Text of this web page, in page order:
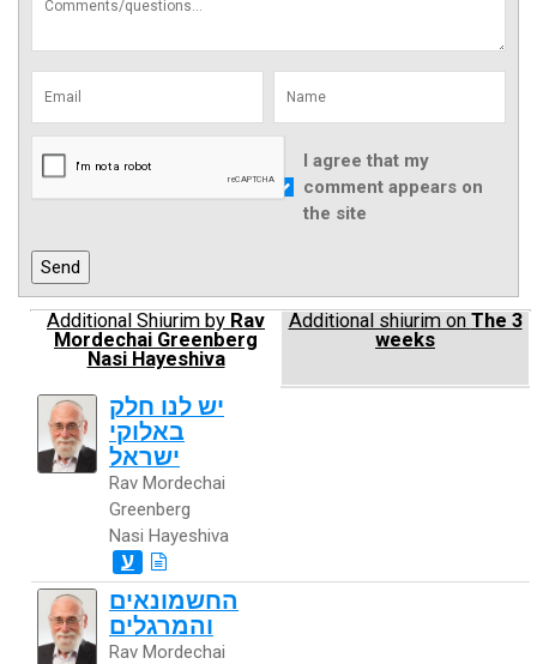
I agree that my
comment appears on
the site
Additional Shiurim by Rav
Mordechai Greenberg
Nasi Hayeshiva
Additional shiurim on The 3
weeks
יש לנו חלק
באלוקי
ישראל
Rav Mordechai
Greenberg
Nasi Hayeshiva
ע
החשמונאים
והמרגלים
Rav Mordechai